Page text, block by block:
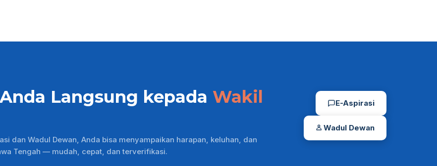
Langsung kepada Wakil
dan Wadul Dewan, Anda bisa menyampaikan harapan, keluhan, dan
Tengah — mudah, cepat, dan terverifikasi.
E-Aspirasi
Wadul Dewan